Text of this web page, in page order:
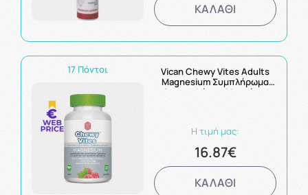
ΚΑΛΑΘΙ
17 Πόντοι
Vican Chewy Vites Adults
Magnesium Συμπλήρωμα
Διατροφής με Μαγνήσιο
Η τιμή μας:
16.87€
ΚΑΛΑΘΙ